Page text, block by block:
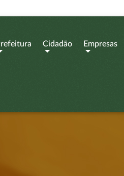
Cidadão Empresas